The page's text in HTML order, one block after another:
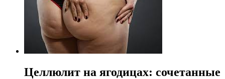
Целлюлит на ягодицах: сочетанные